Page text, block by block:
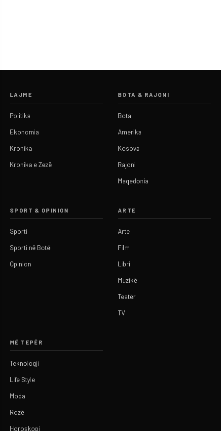
LAJME
Politika
Ekonomia
Kronika
Kronika e Zezë
BOTA & RAJONI
Bota
Amerika
Kosova
Rajoni
Maqedonia
SPORT & OPINION
Sporti
Sporti në Botë
Opinion
ARTE
Arte
Film
Libri
Muzikë
Teatër
TV
MË TEPËR
Teknologji
Life Style
Moda
Rozë
Horoskopi